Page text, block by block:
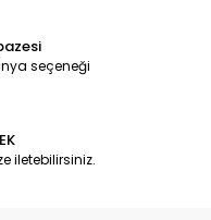
seçeneği
iletebilirsiniz.